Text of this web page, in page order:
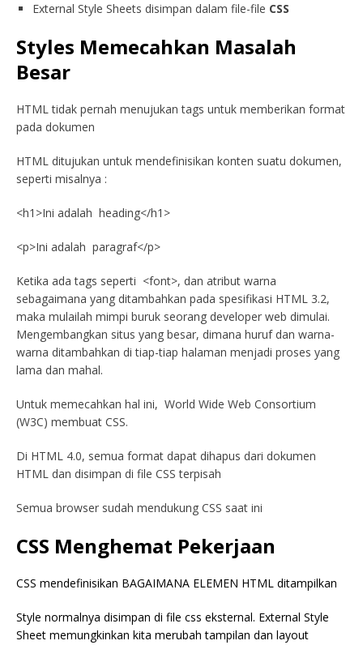
External Style Sheets disimpan dalam file-file CSS
Styles Memecahkan Masalah
Besar
HTML tidak pernah menujukan tags untuk memberikan format
pada dokumen
HTML ditujukan untuk mendefinisikan konten suatu dokumen,
seperti misalnya :
<h1>Ini adalah heading</h1>
<p>Ini adalah paragraf</p>
Ketika ada tags seperti <font>, dan atribut warna
sebagaimana yang ditambahkan pada spesifikasi HTML 3.2,
maka mulailah mimpi buruk seorang developer web dimulai.
Mengembangkan situs yang besar, dimana huruf dan warna-
warna ditambahkan di tiap-tiap halaman menjadi proses yang
lama dan mahal.
Untuk memecahkan hal ini, World Wide Web Consortium
(W3C) membuat CSS.
Di HTML 4.0, semua format dapat dihapus dari dokumen
HTML dan disimpan di file CSS terpisah
Semua browser sudah mendukung CSS saat ini
CSS Menghemat Pekerjaan
CSS mendefinisikan BAGAIMANA ELEMEN HTML ditampilkan
Style normalnya disimpan di file css eksternal. External Style
Sheet memungkinkan kita merubah tampilan dan layout